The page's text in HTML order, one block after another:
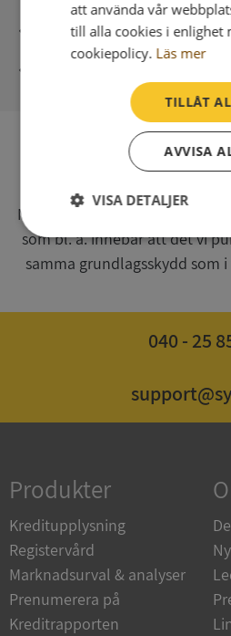
Direkt digital leverans
Syna har för webbplatsen
Myndigheten för press, radio
som bl. a. innebär att det vi
samma grundlagsskydd som
040 - 25
Produkter
Kreditupplysning
Registervård
Marknadsurval & analyser
Prenumerera på
Kreditrapporten
att använda vår
till alla cookies i enlighet
cookiepolicy. Läs mer
TILLÅT
AVVISA
VISA DETALJER
Strikt
nödvändigt
kärnwebbplatsfunktioner som
och kontohantering.
användas ordentligt utan strikt
Namn